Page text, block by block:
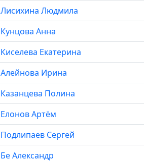
Лисихина Людмила
Кунцова Анна
Киселева Екатерина
Алейнова Ирина
Казанцева Полина
Елонов Артём
Подлипаев Сергей
Бе Александр